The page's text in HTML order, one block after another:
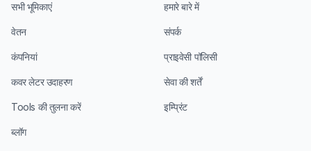
सभी भूमिकाएं
वेतन
कंपनियां
कवर लेटर उदाहरण
Tools की तुलना करें
ब्लॉग
हमारे बारे में
संपर्क
प्राइवेसी पॉलिसी
सेवा की शर्तें
इम्प्रिंट